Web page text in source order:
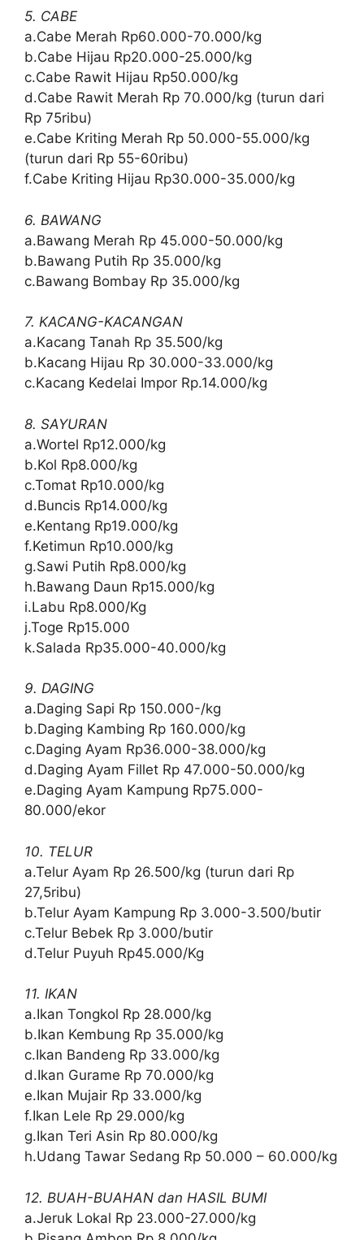
5. CABE
a.Cabe Merah Rp60.000-70.000/kg
b.Cabe Hijau Rp20.000-25.000/kg
c.Cabe Rawit Hijau Rp50.000/kg
d.Cabe Rawit Merah Rp 70.000/kg (turun dari
Rp 75ribu)
e.Cabe Kriting Merah Rp 50.000-55.000/kg
(turun dari Rp 55-60ribu)
f.Cabe Kriting Hijau Rp30.000-35.000/kg
6. BAWANG
a.Bawang Merah Rp 45.000-50.000/kg
b.Bawang Putih Rp 35.000/kg
c.Bawang Bombay Rp 35.000/kg
7. KACANG-KACANGAN
a.Kacang Tanah Rp 35.500/kg
b.Kacang Hijau Rp 30.000-33.000/kg
c.Kacang Kedelai Impor Rp.14.000/kg
8. SAYURAN
a.Wortel Rp12.000/kg
b.Kol Rp8.000/kg
c.Tomat Rp10.000/kg
d.Buncis Rp14.000/kg
e.Kentang Rp19.000/kg
f.Ketimun Rp10.000/kg
g.Sawi Putih Rp8.000/kg
h.Bawang Daun Rp15.000/kg
i.Labu Rp8.000/Kg
j.Toge Rp15.000
k.Salada Rp35.000-40.000/kg
9. DAGING
a.Daging Sapi Rp 150.000-/kg
b.Daging Kambing Rp 160.000/kg
c.Daging Ayam Rp36.000-38.000/kg
d.Daging Ayam Fillet Rp 47.000-50.000/kg
e.Daging Ayam Kampung Rp75.000-
80.000/ekor
10. TELUR
a.Telur Ayam Rp 26.500/kg (turun dari Rp
27,5ribu)
b.Telur Ayam Kampung Rp 3.000-3.500/butir
c.Telur Bebek Rp 3.000/butir
d.Telur Puyuh Rp45.000/Kg
11. IKAN
a.Ikan Tongkol Rp 28.000/kg
b.Ikan Kembung Rp 35.000/kg
c.Ikan Bandeng Rp 33.000/kg
d.Ikan Gurame Rp 70.000/kg
e.Ikan Mujair Rp 33.000/kg
f.Ikan Lele Rp 29.000/kg
g.Ikan Teri Asin Rp 80.000/kg
h.Udang Tawar Sedang Rp 50.000 – 60.000/kg
12. BUAH-BUAHAN dan HASIL BUMI
a.Jeruk Lokal Rp 23.000-27.000/kg